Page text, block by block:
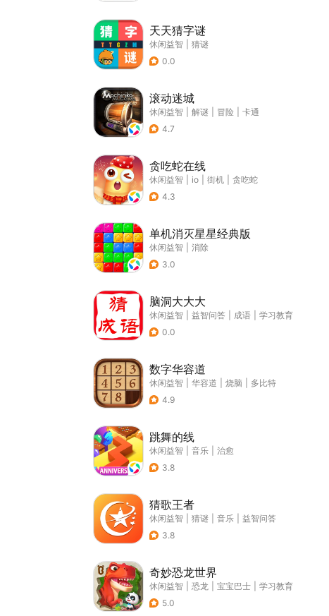
天天猜字谜
休闲益智
猜谜
0.0
滚动迷城
休闲益智 解谜 冒险
卡通
4.7
贪吃蛇在线
休闲益智 io 街机
贪吃蛇
4.3
单机消灭星星经典版
休闲益智
消除
3.0
脑洞大大大
休闲益智 益智问答 成语
学习教育
0.0
数字华容道
休闲益智 华容道 烧脑
多比特
4.9
跳舞的线
休闲益智 音乐
治愈
3.8
猜歌王者
休闲益智 猜谜 音乐
益智问答
3.8
奇妙恐龙世界
休闲益智 恐龙 宝宝巴士
学习教育
5.0